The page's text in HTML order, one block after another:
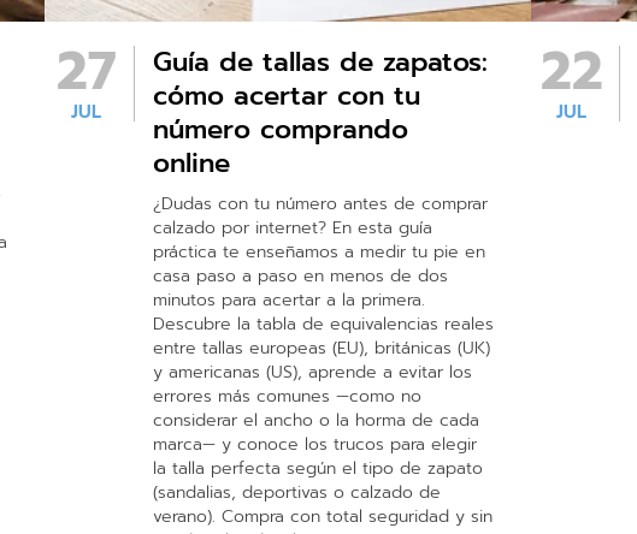
27
JUL
Guía de tallas de zapatos:
cómo acertar con tu
número comprando
online
¿Dudas con tu número antes de comprar
calzado por internet? En esta guía
práctica te enseñamos a medir tu pie en
casa paso a paso en menos de dos
minutos para acertar a la primera.
Descubre la tabla de equivalencias reales
entre tallas europeas (EU), británicas (UK)
y americanas (US), aprende a evitar los
errores más comunes —como no
considerar el ancho o la horma de cada
marca— y conoce los trucos para elegir
la talla perfecta según el tipo de zapato
(sandalias, deportivas o calzado de
verano). Compra con total seguridad y sin
22
JUL